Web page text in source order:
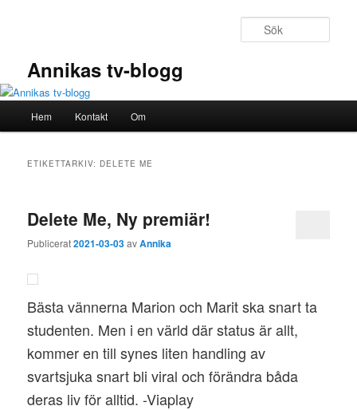
Annikas tv-blogg
Hem Kontakt Om
ETIKETTARKIV: DELETE ME
Delete Me, Ny premiär!
Publicerat2021-03-03avAnnika
Bästa vännerna Marion och Marit ska snart ta
studenten. Men i en värld där status är allt,
kommer en till synes liten handling av
svartsjuka snart bli viral och förändra båda
deras liv för alltid. -Viaplay